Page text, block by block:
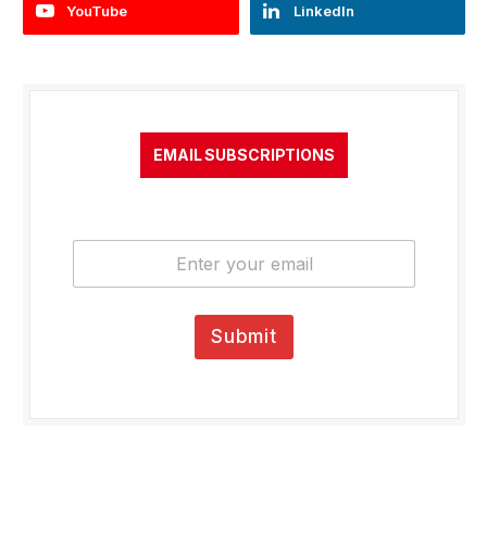
YouTube LinkedIn
EMAIL SUBSCRIPTIONS
E
a
Submit